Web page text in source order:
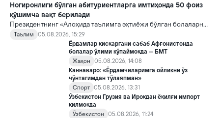
Ногиронлиги бўлган абитуриентларга имтиҳонда 50 фоиз
қўшимча вақт берилади
Президентнинг «Алоҳида таълимга эҳтиёжи бўлган болаларни
таълим ва ижтимоий хизматлар билан қамраб олиш тизимини
такомиллаштириш бўйича қўшимча чора-тадбирлар
тўғрисида»ги қарори билан инклюзив таълим соҳасида қатор
янги механизмлар жорий этилади.
Таълим
05.08.2026, 15:29
Ёрдамлар қисқаргани сабаб Афғонистонда
болалар ўлими кўпаймоқда — БМТ
Жаҳон
05.08.2026, 14:08
Каннаваро: «Ёрдамчиларимга ойликни ўз
чўнтагимдан тўлаяпман»
Спорт 05.08.2026, 13:31
Ўзбекистон Грузия ва Ироқдан ёқилғи импорт
қилмоқда
Ўзбекистон
05.08.2026, 11:24